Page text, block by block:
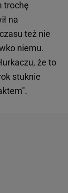
trochę
na
też nie
niemu.
że to
stuknie